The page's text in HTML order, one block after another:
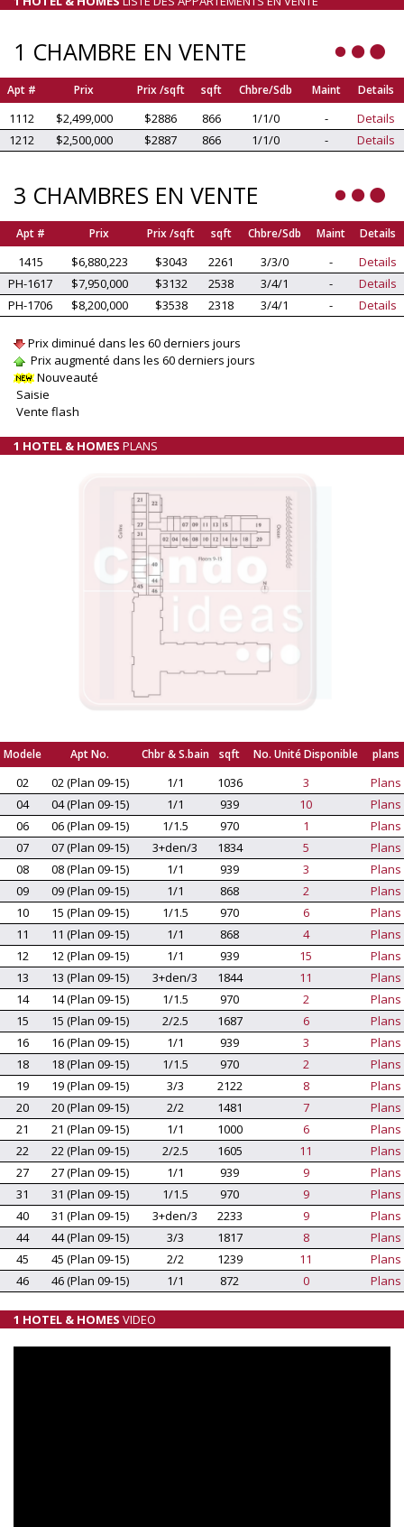
1 CHAMBRE EN VENTE
Apt # Prix Prix /sqft sqft Chbre/Sdb Maint Details
1112 $2,499,000 $2886 866 1/1/0 -
Details
1212
$2,500,000 $2887 866 1/1/0 - Details
3 CHAMBRES EN VENTE
Apt # Prix Prix /sqft sqft Chbre/Sdb Maint Details
1415 $6,880,223 $3043 2261 3/3/0 -
Details
PH-1617
$7,950,000 $3132 2538 3/4/1 -
Details
PH-1706
$8,200,000 $3538 2318 3/4/1 - Details
Prix diminué dans les 60 derniers jours
Prix augmenté dans les 60 derniers jours
Nouveauté
Saisie
Vente flash
1 HOTEL & HOMES PLANS
Modele Apt No. Chbr & S.bain sqft No. Unité Disponible plans
02 02 (Plan 09-15) 1/1 1036 3
Plans
04
04 (Plan 09-15) 1/1 939 10
Plans
06
06 (Plan 09-15) 1/1.5 970 1
Plans
07
07 (Plan 09-15) 3+den/3 1834 5
Plans
08
08 (Plan 09-15) 1/1 939 3
Plans
09
09 (Plan 09-15) 1/1 868 2
Plans
10
15 (Plan 09-15) 1/1.5 970 6
Plans
11
11 (Plan 09-15) 1/1 868 4
Plans
12
12 (Plan 09-15) 1/1 939 15
Plans
13
13 (Plan 09-15) 3+den/3 1844 11
Plans
14
14 (Plan 09-15) 1/1.5 970 2
Plans
15
15 (Plan 09-15) 2/2.5 1687 6
Plans
16
16 (Plan 09-15) 1/1 939 3
Plans
18
18 (Plan 09-15) 1/1.5 970 2
Plans
19
19 (Plan 09-15) 3/3 2122 8
Plans
20
20 (Plan 09-15) 2/2 1481 7
Plans
21
21 (Plan 09-15) 1/1 1000 6
Plans
22
22 (Plan 09-15) 2/2.5 1605 11
Plans
27
27 (Plan 09-15) 1/1 939 9
Plans
31
31 (Plan 09-15) 1/1.5 970 9
Plans
40
31 (Plan 09-15) 3+den/3 2233 9
Plans
44
44 (Plan 09-15) 3/3 1817 8
Plans
45
45 (Plan 09-15) 2/2 1239 11
Plans
46
46 (Plan 09-15) 1/1 872 0 Plans
1 HOTEL & HOMES VIDEO